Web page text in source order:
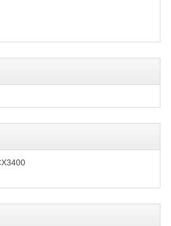
Et Contrôleurs & Consoles
DJ USB / MP3
Sono Et Studio
Consoles Numériques
Changeurs De Couleurs